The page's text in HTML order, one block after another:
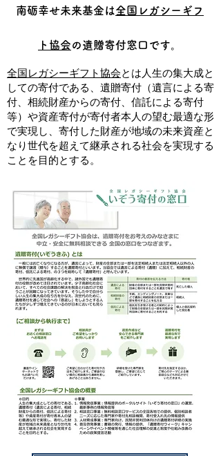
南砺幸せ未来基金は全国レガシーギフ
ト協会の遺贈寄付窓口です。
​全国レガシーギフト協会とは人生の集大成と
しての寄付である、遺贈寄付（遺言による寄
付、相続財産からの寄付、信託による寄付
等）や資産寄付が寄付者本人の望む最適な形
で実現し、寄付した財産が地域の未来資産と
なり世代を超えて継承される社会を実現する
ことを目的とする。